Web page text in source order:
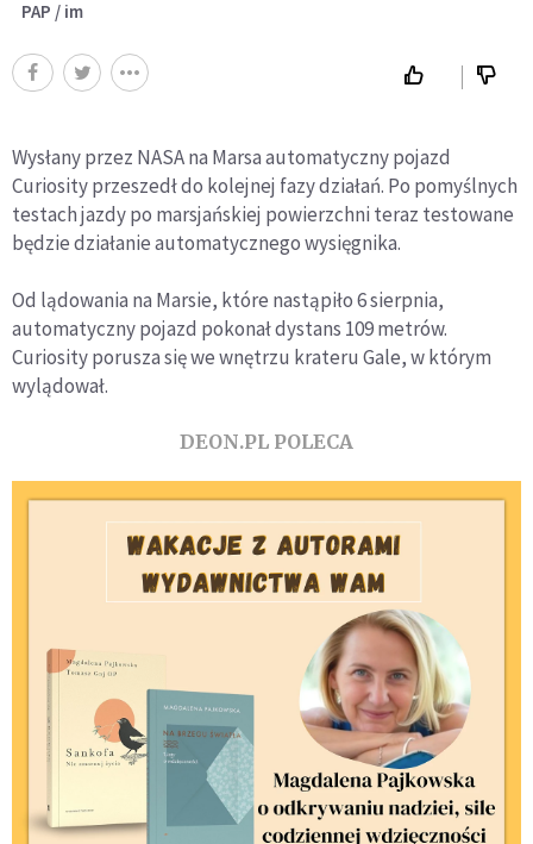
PAP / im
Wysłany przez NASA na Marsa automatyczny pojazd
Curiosity przeszedł do kolejnej fazy działań. Po pomyślnych
testach jazdy po marsjańskiej powierzchni teraz testowane
będzie działanie automatycznego wysięgnika.
Od lądowania na Marsie, które nastąpiło 6 sierpnia,
automatyczny pojazd pokonał dystans 109 metrów.
Curiosity porusza się we wnętrzu krateru Gale, w którym
wylądował.
DEON.PL POLECA